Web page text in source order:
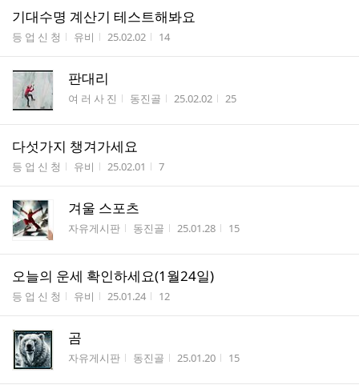
기대수명 계산기 테스트해봐요
게시판명
등 업 신 청 작성자
유비 작성시간
25.02.02 조회수
14
판대리
게시판명
여 러 사 진 작성자
동진골 작성시간
25.02.02 조회수
25
다섯가지 챙겨가세요
게시판명
등 업 신 청 작성자
유비 작성시간
25.02.01 조회수
7
겨울 스포츠
게시판명
자유게시판 작성자
동진골 작성시간
25.01.28 조회수
15
오늘의 운세 확인하세요(1월24일)
게시판명
등 업 신 청 작성자
유비 작성시간
25.01.24 조회수
12
곰
게시판명
자유게시판 작성자
동진골 작성시간
25.01.20 조회수
15